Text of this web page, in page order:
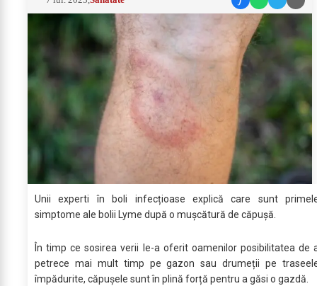
Unii experti în boli infecțioase explică care sunt
simptome ale bolii Lyme după o mușcătură de căpușă.
În timp ce sosirea verii le-a oferit oamenilor posibilitatea de
petrece mai mult timp pe gazon sau drumeții pe
împădurite, căpușele sunt în plină forță pentru a găsi o gazdă.